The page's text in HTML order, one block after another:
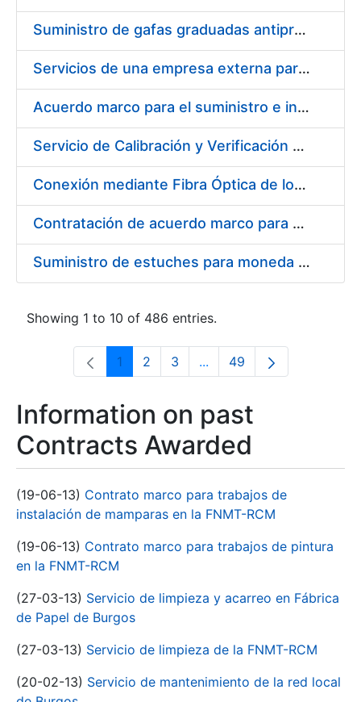
Suministro de gafas graduadas antiproyecciones para los trabajadores de la FNMT-RCM en los centros de trabajo de Madrid y Burgos
Servicios de una empresa externa para el asesoramiento y resolución de los recursos de alzada que se presentan relacionados con procesos de selección para la FNMT-RCM
Acuerdo marco para el suministro e instalación de persianas, estores y otros complementos
Servicio de Calibración y Verificación Externa de los Equipos de Medición del Servicio de Prevención de la FNMT-RCM
Conexión mediante Fibra Óptica de los Centros de Proceso de Datos (CPDs) de las sedes de la FNMT-RCM de Burgos y Madrid
Contratación de acuerdo marco para el Suministro de Material de Electricidad para la Fábrica Nacional de Moneda y Timbre-Real Casa de la Moneda en su centro de trabajo de Burgos
Suministro de estuches para moneda de 30 €
Showing 1 to 10 of 486 entries.
Page
1 Page
2 Page
3 ...Intermediate Pages Use
Page
49
Information on past
Contracts Awarded
(19-06-13) Contrato marco para trabajos de
instalación de mamparas en la FNMT-RCM
(19-06-13) Contrato marco para trabajos de pintura
en la FNMT-RCM
(27-03-13) Servicio de limpieza y acarreo en Fábrica
de Papel de Burgos
(27-03-13) Servicio de limpieza de la FNMT-RCM
(20-02-13) Servicio de mantenimiento de la red local